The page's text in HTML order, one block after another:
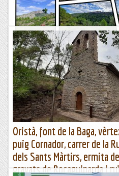
Blog de muntanya
Volta per Galilea (Camí des
Nova, Coll des Molí des Vent)
TrailRunningMallorca – Correr por la
Oristà, font de la Baga,
puig Cornador, carrer de la
dels Sants Màrtirs, ermita
gravats de Rocaguinarda i